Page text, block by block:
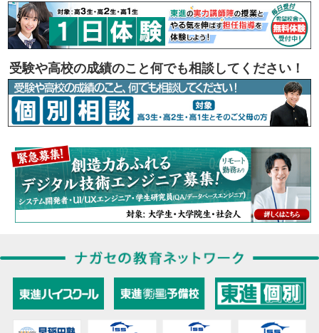
受験や高校の成績のこと何でも相談してください！